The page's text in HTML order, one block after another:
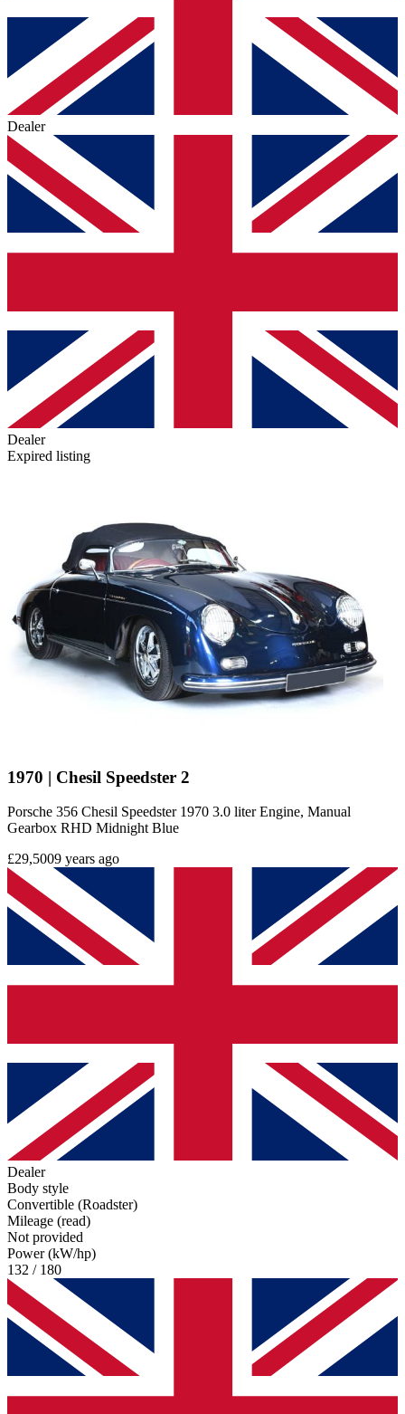
Dealer
Dealer
Expired listing
1970 | Chesil Speedster 2
Porsche 356 Chesil Speedster 1970 3.0 liter Engine, Manual
Gearbox RHD Midnight Blue
£29,5009 years ago
Dealer
Body style
Convertible (Roadster)
Mileage (read)
Not provided
Power (kW/hp)
132 / 180